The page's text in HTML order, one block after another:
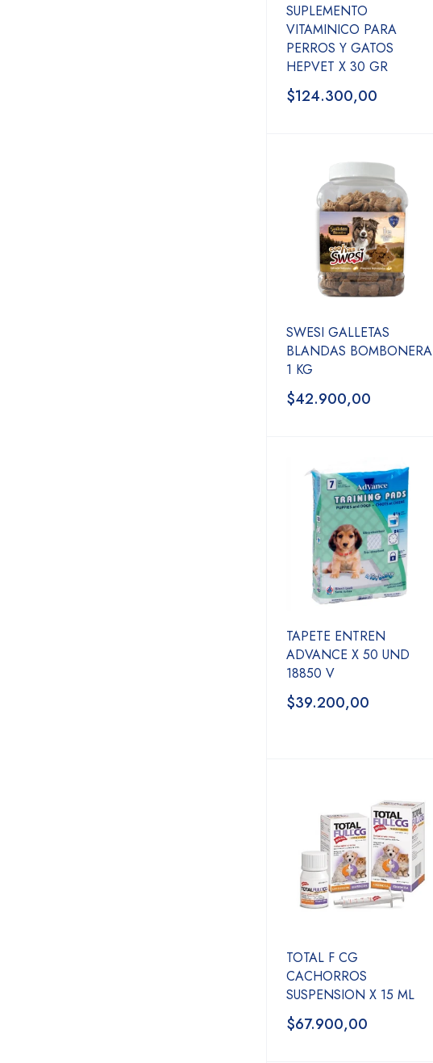
SUPLEMENTO
VITAMINICO PARA
PERROS Y GATOS
HEPVET X 30 GR
$124.300,00
SWESI GALLETAS
BLANDAS BOMBONERA
1 KG
$42.900,00
TAPETE ENTREN
ADVANCE X 50 UND
18850 V
$39.200,00
TOTAL F CG
CACHORROS
SUSPENSION X 15 ML
$67.900,00